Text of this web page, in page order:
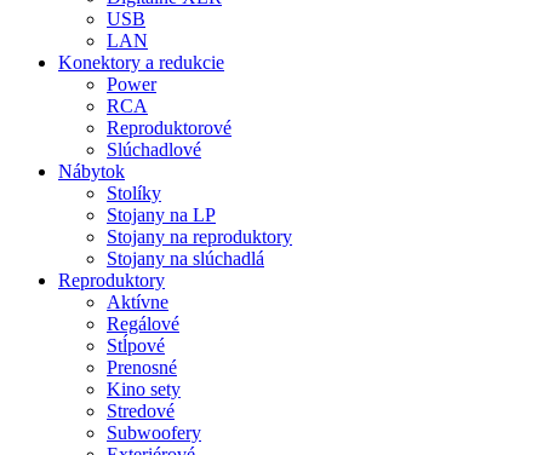
USB
LAN
Konektory a redukcie
Power
RCA
Reproduktorové
Slúchadlové
Nábytok
Stolíky
Stojany na LP
Stojany na reproduktory
Stojany na slúchadlá
Reproduktory
Aktívne
Regálové
Stĺpové
Prenosné
Kino sety
Stredové
Subwoofery